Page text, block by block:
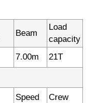
Beam
Load
capacity
7.00m 21T
Speed
Crew